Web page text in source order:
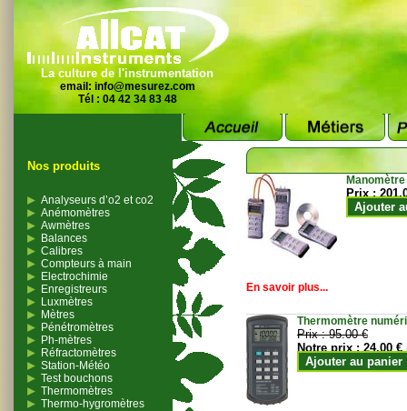
La culture de l'instrumentation
email: info@mesurez.com
Tél : 04 42 34 83 48
Nos produits
Analyseurs d’o2 et co2
Anémomètres
Awmètres
Balances
Calibres
Compteurs à main
Electrochimie
Enregistreurs
Luxmètres
Mètres
Pénétromètres
Ph-mètres
Réfractomètres
Station-Météo
Test bouchons
Thermomètres
Thermo-hygromètres
Prix :
Ajouter
En savoir plus...
Thermomètre
Prix :95.00 €
Notre prix :24.00 €
Ajouter au panier